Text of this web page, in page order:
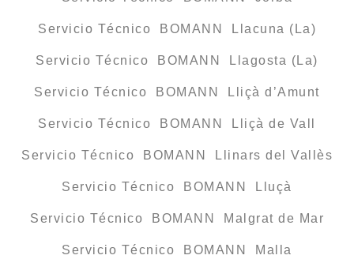
Servicio Técnico BOMANN Llacuna (La)
Servicio Técnico BOMANN Llagosta (La)
Servicio Técnico BOMANN Lliçà d’Amunt
Servicio Técnico BOMANN Lliçà de Vall
Servicio Técnico BOMANN Llinars del Vallès
Servicio Técnico BOMANN Lluçà
Servicio Técnico BOMANN Malgrat de Mar
Servicio Técnico BOMANN Malla